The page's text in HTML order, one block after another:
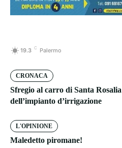
19.3 C Palermo
CRONACA
Sfregio al carro di Santa
dell’impianto d’irrigazione
L'OPINIONE
Maledetto piromane!